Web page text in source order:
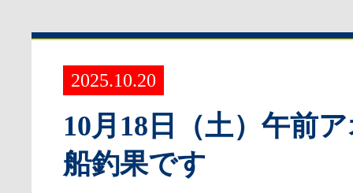
2025.10.20
10月18日（土）午前
船釣果です